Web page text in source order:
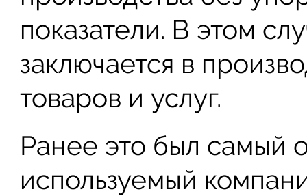
показатели. В этом
заключается в
товаров и услуг.
Ранее это был самый
используемый